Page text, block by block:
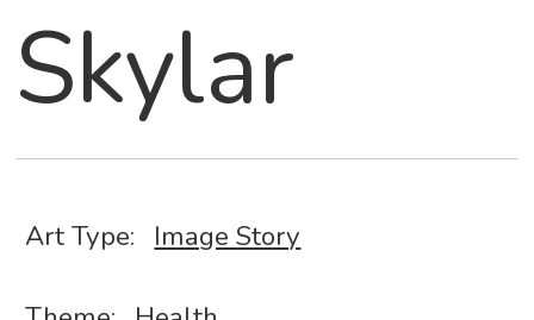
Skylar
Art Type: Image Story